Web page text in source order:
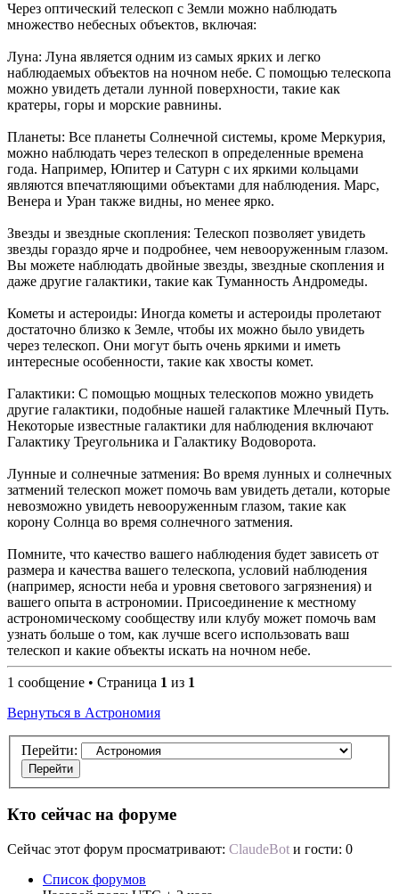
Через оптический телескоп с Земли можно наблюдать
множество небесных объектов, включая:
Луна: Луна является одним из самых ярких и легко
наблюдаемых объектов на ночном небе. С помощью телескопа
можно увидеть детали лунной поверхности, такие как
кратеры, горы и морские равнины.
Планеты: Все планеты Солнечной системы, кроме Меркурия,
можно наблюдать через телескоп в определенные времена
года. Например, Юпитер и Сатурн с их яркими кольцами
являются впечатляющими объектами для наблюдения. Марс,
Венера и Уран также видны, но менее ярко.
Звезды и звездные скопления: Телескоп позволяет увидеть
звезды гораздо ярче и подробнее, чем невооруженным глазом.
Вы можете наблюдать двойные звезды, звездные скопления и
даже другие галактики, такие как Туманность Андромеды.
Кометы и астероиды: Иногда кометы и астероиды пролетают
достаточно близко к Земле, чтобы их можно было увидеть
через телескоп. Они могут быть очень яркими и иметь
интересные особенности, такие как хвосты комет.
Галактики: С помощью мощных телескопов можно увидеть
другие галактики, подобные нашей галактике Млечный Путь.
Некоторые известные галактики для наблюдения включают
Галактику Треугольника и Галактику Водоворота.
Лунные и солнечные затмения: Во время лунных и солнечных
затмений телескоп может помочь вам увидеть детали, которые
невозможно увидеть невооруженным глазом, такие как
корону Солнца во время солнечного затмения.
Помните, что качество вашего наблюдения будет зависеть от
размера и качества вашего телескопа, условий наблюдения
(например, ясности неба и уровня светового загрязнения) и
вашего опыта в астрономии. Присоединение к местному
астрономическому сообществу или клубу может помочь вам
узнать больше о том, как лучше всего использовать ваш
телескоп и какие объекты искать на ночном небе.
1 сообщение • Страница 1 из 1
Вернуться в Астрономия
Перейти:
Кто сейчас на форуме
Сейчас этот форум просматривают: ClaudeBot и гости: 0
Список форумов